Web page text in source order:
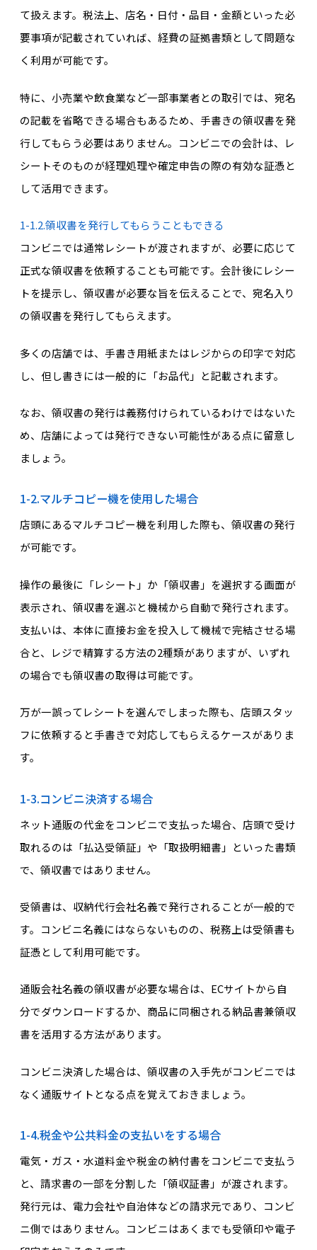
て扱えます。税法上、店名・日付・品目・金額といった必
要事項が記載されていれば、経費の証拠書類として問題な
く利用が可能です。
特に、小売業や飲食業など一部事業者との取引では、宛名
の記載を省略できる場合もあるため、手書きの領収書を発
行してもらう必要はありません。コンビニでの会計は、レ
シートそのものが経理処理や確定申告の際の有効な証憑と
して活用できます。
1-1.2.領収書を発行してもらうこともできる
コンビニでは通常レシートが渡されますが、必要に応じて
正式な領収書を依頼することも可能です。会計後にレシー
トを提示し、領収書が必要な旨を伝えることで、宛名入り
の領収書を発行してもらえます。
多くの店舗では、手書き用紙またはレジからの印字で対応
し、但し書きには一般的に「お品代」と記載されます。
なお、領収書の発行は義務付けられているわけではないた
め、店舗によっては発行できない可能性がある点に留意し
ましょう。
1-2.マルチコピー機を使用した場合
店頭にあるマルチコピー機を利用した際も、領収書の発行
が可能です。
操作の最後に「レシート」か「領収書」を選択する画面が
表示され、領収書を選ぶと機械から自動で発行されます。
支払いは、本体に直接お金を投入して機械で完結させる場
合と、レジで精算する方法の2種類がありますが、いずれ
の場合でも領収書の取得は可能です。
万が一誤ってレシートを選んでしまった際も、店頭スタッ
フに依頼すると手書きで対応してもらえるケースがありま
す。
1-3.コンビニ決済する場合
ネット通販の代金をコンビニで支払った場合、店頭で受け
取れるのは「払込受領証」や「取扱明細書」といった書類
で、領収書ではありません。
受領書は、収納代行会社名義で発行されることが一般的で
す。コンビニ名義にはならないものの、税務上は受領書も
証憑として利用可能です。
通販会社名義の領収書が必要な場合は、ECサイトから自
分でダウンロードするか、商品に同梱される納品書兼領収
書を活用する方法があります。
コンビニ決済した場合は、領収書の入手先がコンビニでは
なく通販サイトとなる点を覚えておきましょう。
1-4.税金や公共料金の支払いをする場合
電気・ガス・水道料金や税金の納付書をコンビニで支払う
と、請求書の一部を分割した「領収証書」が渡されます。
発行元は、電力会社や自治体などの請求元であり、コンビ
ニ側ではありません。コンビニはあくまでも受領印や電子